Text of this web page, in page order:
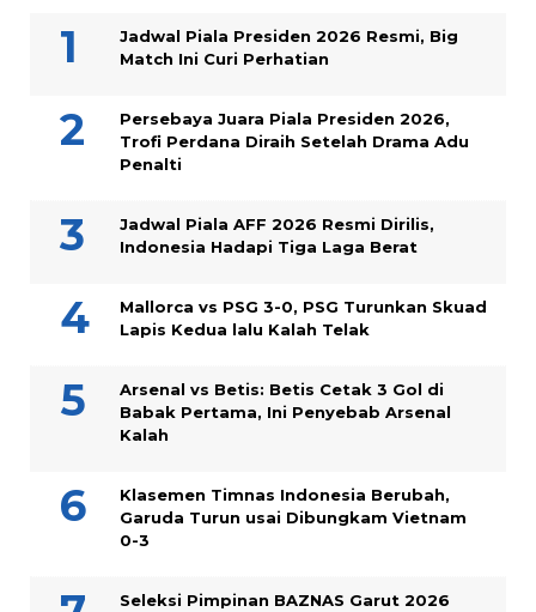
Jadwal Piala Presiden 2026 Resmi, Big
Match Ini Curi Perhatian
Persebaya Juara Piala Presiden 2026,
Trofi Perdana Diraih Setelah Drama Adu
Penalti
Jadwal Piala AFF 2026 Resmi Dirilis,
Indonesia Hadapi Tiga Laga Berat
Mallorca vs PSG 3-0, PSG Turunkan Skuad
Lapis Kedua lalu Kalah Telak
Arsenal vs Betis: Betis Cetak 3 Gol di
Babak Pertama, Ini Penyebab Arsenal
Kalah
Klasemen Timnas Indonesia Berubah,
Garuda Turun usai Dibungkam Vietnam
0-3
Seleksi Pimpinan BAZNAS Garut 2026